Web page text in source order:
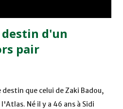
d'un
pair
que celui de Zaki Badou,
Né il y a 46 ans à Sidi